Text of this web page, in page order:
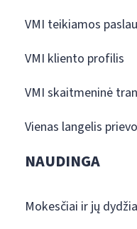
VMI teikiamos
VMI kliento profilis
VMI skaitmeninė
Vienas langelis
NAUDINGA
Mokesčiai ir jų